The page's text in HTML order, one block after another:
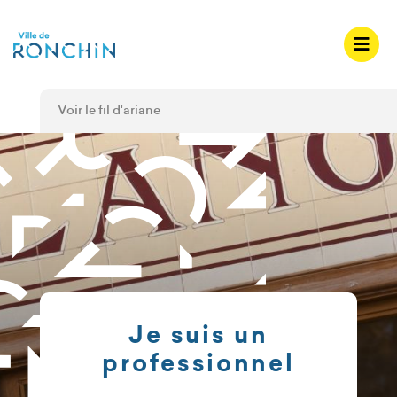
r
a
u
n
A
c
c
é
Voir le fil d'ariane
Je suis un
professionnel